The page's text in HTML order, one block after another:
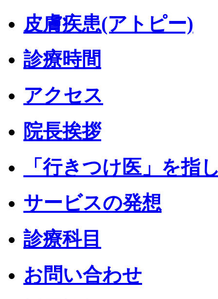
皮膚疾患(アトピー)
診療時間
アクセス
院長挨拶
「行きつけ医」を指
サービスの発想
診療科目
お問い合わせ